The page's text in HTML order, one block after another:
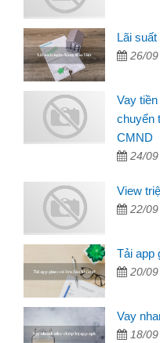
Lãi
26/
Vay
chuyển
CMND
24/
View
22/
Tải app
20/
Vay
18/